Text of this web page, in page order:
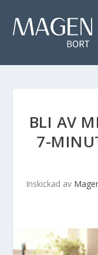
BLI AV
7-
Inskickad av